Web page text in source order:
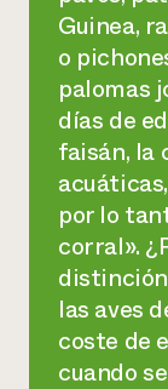
Guinea,
o
palomas
días de
faisán, la
por lo
corral».
las aves
coste de
cuando